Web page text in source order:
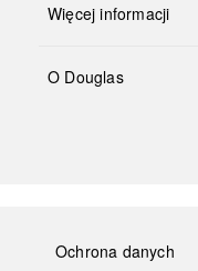
Więcej informacji
O Douglas
Ochrona danych